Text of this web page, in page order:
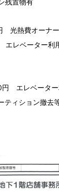
置物有
熱費オーナー
レベーター利
エレベーター
ィション撤去等